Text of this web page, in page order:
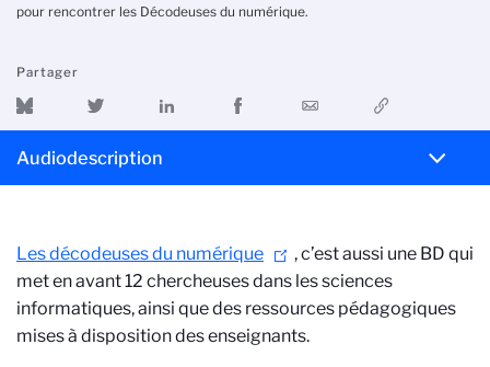
pour rencontrer les Décodeuses du numérique.
Partager
Audiodescription
Les décodeuses du numérique
, c’est aussi une BD qui
met en avant 12 chercheuses dans les sciences
informatiques, ainsi que des ressources pédagogiques
mises à disposition des enseignants.